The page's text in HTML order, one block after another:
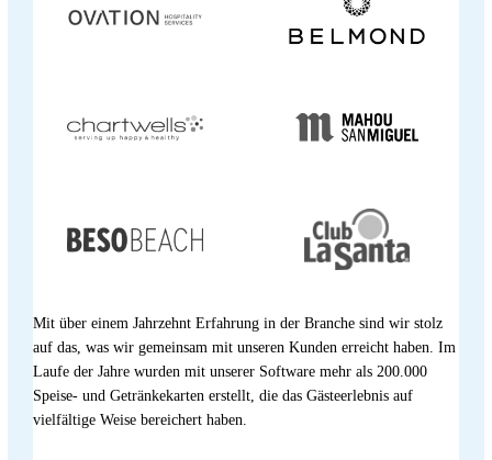
Mit über einem Jahrzehnt Erfahrung in der Branche sind wir stolz
auf das, was wir gemeinsam mit unseren Kunden erreicht haben. Im
Laufe der Jahre wurden mit unserer Software mehr als 200.000
Speise- und Getränkekarten erstellt, die das Gästeerlebnis auf
vielfältige Weise bereichert haben.